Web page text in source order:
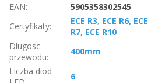
EAN:
5905358302545
Certyfikaty:
ECE R3, ECE R6, ECE
R7, ECE R10
Dlugosc
przewodu:
400mm
Liczba diod
6